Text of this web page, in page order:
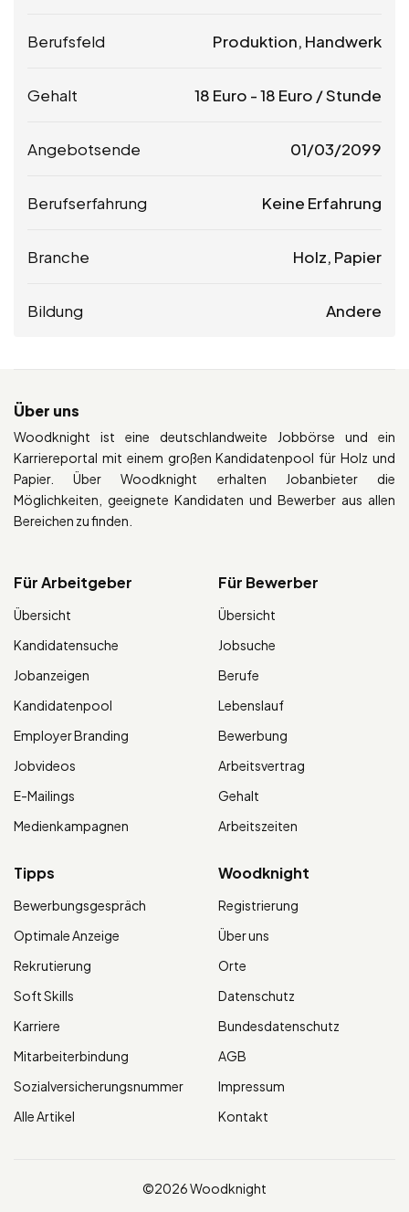
Berufsfeld Produktion, Handwerk
Gehalt 18 Euro -18 Euro / Stunde
Angebotsende 01/03/2099
Berufserfahrung Keine Erfahrung
Branche Holz, Papier
Bildung Andere
Über uns
Woodknight ist eine deutschlandweite Jobbörse und ein
Karriereportal mit einem großen Kandidatenpool für Holz und
Papier. Über Woodknight erhalten Jobanbieter die
Möglichkeiten, geeignete Kandidaten und Bewerber aus allen
Bereichen zu finden.
Für Arbeitgeber
Übersicht
Kandidatensuche
Jobanzeigen
Kandidatenpool
Employer Branding
Jobvideos
E-Mailings
Medienkampagnen
Für Bewerber
Übersicht
Jobsuche
Berufe
Lebenslauf
Bewerbung
Arbeitsvertrag
Gehalt
Arbeitszeiten
Tipps
Bewerbungsgespräch
Optimale Anzeige
Rekrutierung
Soft Skills
Karriere
Mitarbeiterbindung
Sozialversicherungsnummer
Alle Artikel
Woodknight
Registrierung
Über uns
Orte
Datenschutz
Bundesdatenschutz
AGB
Impressum
Kontakt
©2026 Woodknight